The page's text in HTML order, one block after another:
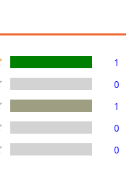
1
0
1
0
0